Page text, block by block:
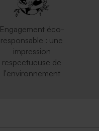
Engagement éco-
responsable : une
impression
respectueuse de
l'environnement